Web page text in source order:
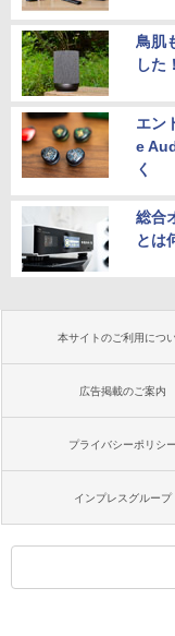
鳥肌
した！
エン
e
く
総合
とは
本サイトのご利用につ
広告掲載のご案内
プライバシーポリシー
インプレスグループ